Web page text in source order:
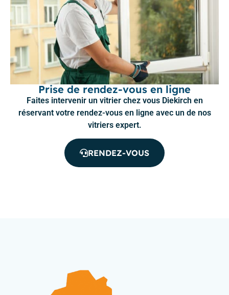
Prise de rendez-vous en ligne
Faites intervenir un vitrier chez vous Diekirch en
réservant votre rendez-vous en ligne avec un de nos
vitriers expert.
RENDEZ-VOUS